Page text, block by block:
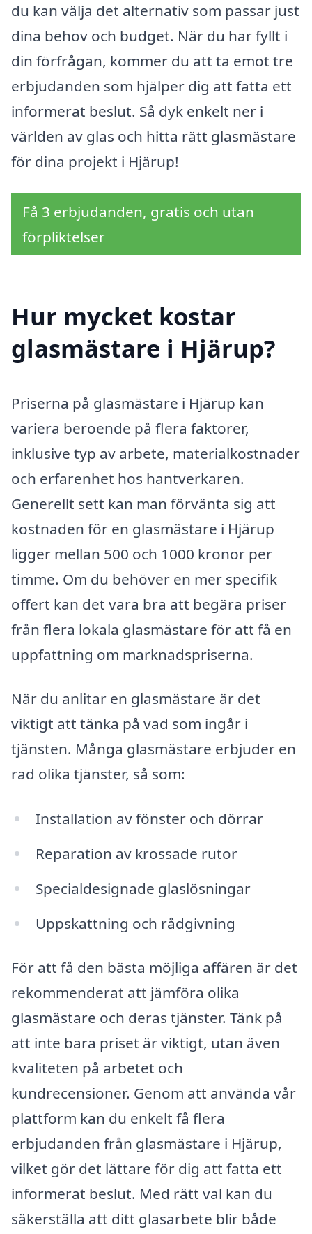
du kan välja det alternativ som passar just
dina behov och budget. När du har fyllt i
din förfrågan, kommer du att ta emot tre
erbjudanden som hjälper dig att fatta ett
informerat beslut. Så dyk enkelt ner i
världen av glas och hitta rätt glasmästare
för dina projekt i Hjärup!
Få 3 erbjudanden, gratis och utan
förpliktelser
Hur mycket kostar
glasmästare i Hjärup?
Priserna på glasmästare i Hjärup kan
variera beroende på flera faktorer,
inklusive typ av arbete, materialkostnader
och erfarenhet hos hantverkaren.
Generellt sett kan man förvänta sig att
kostnaden för en glasmästare i Hjärup
ligger mellan 500 och 1000 kronor per
timme. Om du behöver en mer specifik
offert kan det vara bra att begära priser
från flera lokala glasmästare för att få en
uppfattning om marknadspriserna.
När du anlitar en glasmästare är det
viktigt att tänka på vad som ingår i
tjänsten. Många glasmästare erbjuder en
rad olika tjänster, så som:
Installation av fönster och dörrar
Reparation av krossade rutor
Specialdesignade glaslösningar
Uppskattning och rådgivning
För att få den bästa möjliga affären är det
rekommenderat att jämföra olika
glasmästare och deras tjänster. Tänk på
att inte bara priset är viktigt, utan även
kvaliteten på arbetet och
kundrecensioner. Genom att använda vår
plattform kan du enkelt få flera
erbjudanden från glasmästare i Hjärup,
vilket gör det lättare för dig att fatta ett
informerat beslut. Med rätt val kan du
säkerställa att ditt glasarbete blir både